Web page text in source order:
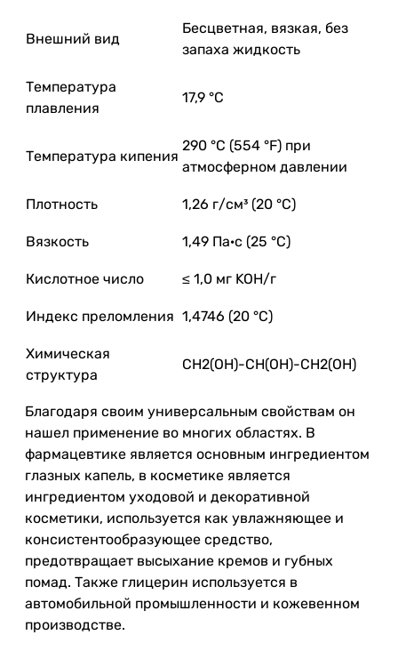
Внешний вид
Бесцветная, вязкая, без
запаха жидкость
Температура
плавления
17,9 °C
Температура кипения
290 °C (554 °F) при
атмосферном давлении
Плотность 1,26 г/см³ (20 °C)
Вязкость 1,49 Па·с (25 °C)
Кислотное число ≤ 1,0 мг KOH/г
Индекс преломления 1,4746 (20 °C)
Химическая
структура
CH2(OH)-CH(OH)-CH2(OH)
Благодаря своим универсальным свойствам он
нашел применение во многих областях. В
фармацевтике является основным ингредиентом
глазных капель, в косметике является
ингредиентом уходовой и декоративной
косметики, используется как увлажняющее и
консистентообразующее средство,
предотвращает высыхание кремов и губных
помад. Также глицерин используется в
автомобильной промышленности и кожевенном
производстве.